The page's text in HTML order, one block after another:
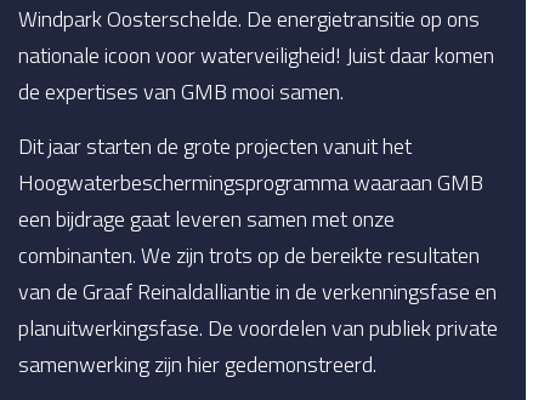
Windpark Oosterschelde. De energietransitie op ons
nationale icoon voor waterveiligheid! Juist daar komen
de expertises van GMB mooi samen.
Dit jaar starten de grote projecten vanuit het
Hoogwaterbeschermingsprogramma waaraan GMB
een bijdrage gaat leveren samen met onze
combinanten. We zijn trots op de bereikte resultaten
van de Graaf Reinaldalliantie in de verkenningsfase en
planuitwerkingsfase. De voordelen van publiek private
samenwerking zijn hier gedemonstreerd.